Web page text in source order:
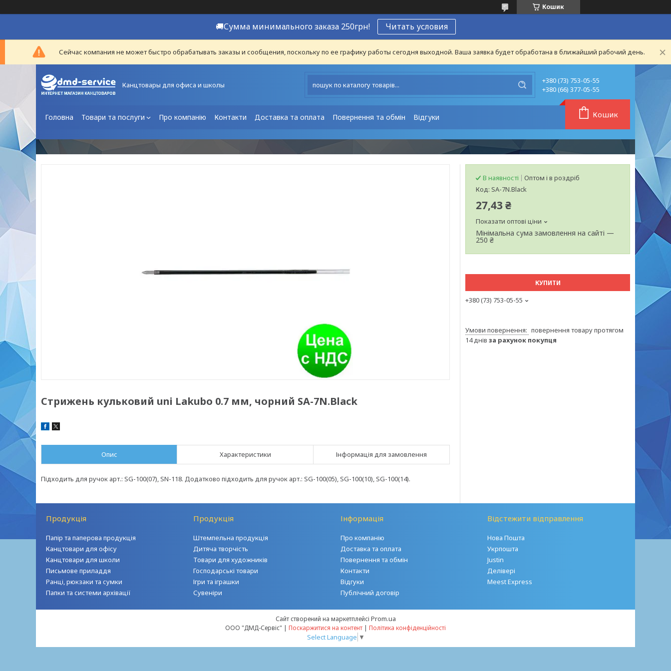
Кошик
🚚Сумма минимального заказа 250грн! Читать условия
Сейчас компания не может быстро обрабатывать заказы и сообщения, поскольку по ее графику работы сегодня выходной. Ваша заявка будет обработана в ближайший рабочий день.
Канцтовары для офиса и школы
+380 (73) 753-05-55
+380 (66) 377-05-55
Головна Товари та послуги Про компанію Контакти Доставка та оплата Повернення та обмін Відгуки Кошик
Стрижень кульковий uni Lakubo 0.7 мм, чорний SA-7N.Black
Опис Характеристики Інформація для замовлення
Підходить для ручок арт.: SG-100(07), SN-118. Додатково підходить для ручок арт.: SG-100(05), SG-100(10), SG-100(14).
В наявності
Оптом і в роздріб
Код: SA-7N.Black
27,43 ₴
Показати оптові ціни
Мінімальна сума замовлення на сайті —
250 ₴
КУПИТИ
+380 (73) 753-05-55
повернення товару протягом
14 днів за рахунок покупця
Продукція
Папір та паперова продукція
Канцтовари для офісу
Канцтовари для школи
Письмове приладдя
Ранці, рюкзаки та сумки
Папки та системи архівації
Продукція
Штемпельна продукція
Дитяча творчість
Товари для художників
Господарські товари
Ігри та іграшки
Сувеніри
Інформація
Про компанію
Доставка та оплата
Повернення та обмін
Контакти
Відгуки
Публічний договір
Відстежити відправлення
Нова Пошта
Укрпошта
Justin
Делівері
Meest Express
Сайт створений на маркетплейсі Prom.ua
ООО "ДМД-Сервіс" | Поскаржитися на контент | Політика конфіденційності
Select Language ▼